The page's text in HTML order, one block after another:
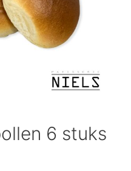
6 stuks